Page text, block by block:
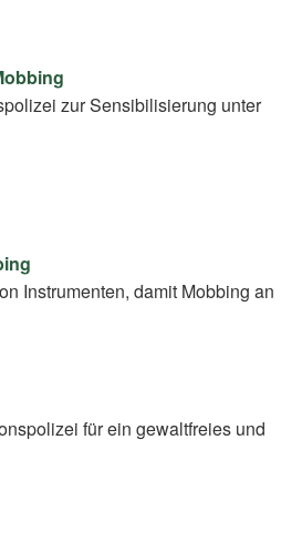
zur Sensibilisierung unter
Instrumenten, damit Mobbing an
für ein gewaltfreies und